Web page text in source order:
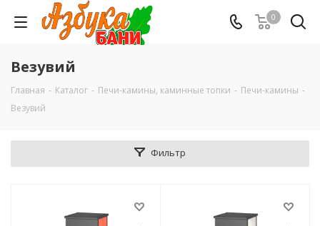
0
Везувий
Главная - Каталог - Печи-камины, каминные топки - Печи-камины -
Везувий
Фильтр